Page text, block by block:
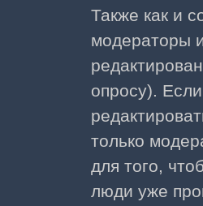
Также как и
модераторы
опросу).
только
для того,
люди уже